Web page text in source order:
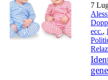
7
ecc.,